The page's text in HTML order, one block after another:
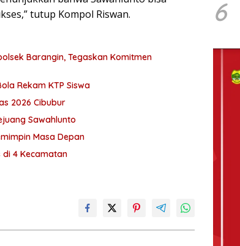
tutup Kompol Riswan.
Barangin, Tegaskan Komitmen
Rekam KTP Siswa
2026 Cibubur
Sawahlunto
Masa Depan
di 4 Kecamatan
6